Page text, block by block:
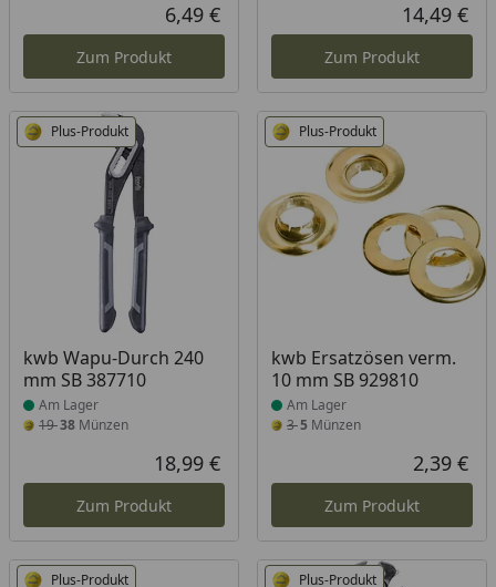
Aktueller Preis
6,49 €
Zum Produkt
14,49 €
Zum Produkt
Plus-Produkt
kwb Wapu-Durch 240
mm SB 387710
Produkt am Lager
Am Lager
1938 Münzen
Aktueller Preis
18,99 €
Zum Produkt
Plus-Produkt
kwb Ersatzösen verm.
10 mm SB 929810
Produkt am Lager
Am Lager
35 Münzen
2,39 €
Zum Produkt
Plus-Produkt Plus-Produkt